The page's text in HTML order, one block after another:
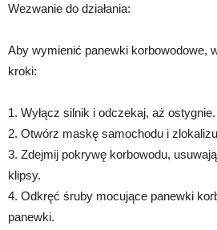
Wezwanie do działania:
Aby wymienić panewki korbowodowe,
kroki:
1. Wyłącz silnik i odczekaj, aż ostygnie.
2. Otwórz maskę samochodu i
3. Zdejmij pokrywę korbowodu,
klipsy.
4. Odkręć śruby mocujące panewki
panewki.